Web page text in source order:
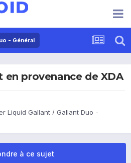
- Général
en provenance de XDA
Liquid Gallant / Gallant Duo -
à ce sujet